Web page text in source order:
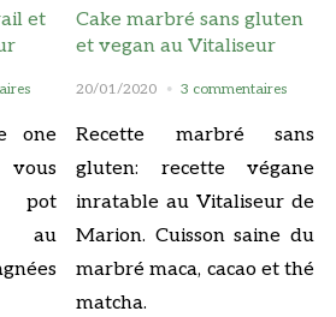
et
one
vous
pot
au
Cake marbré sans gluten
et vegan au Vitaliseur
20/01/2020 3 commentaires
Recette marbré sans
gluten: recette végane
inratable au Vitaliseur de
Marion. Cuisson saine du
marbré maca, cacao et thé
matcha.